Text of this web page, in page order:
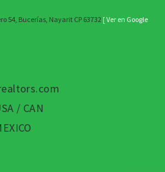
54, Bucerías, Nayarit CP 63732 [ Ver en Google
/ CAN